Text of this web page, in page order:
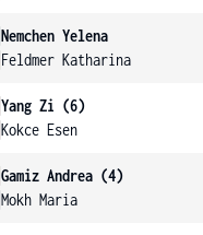
Nemchen Yelena
Feldmer Katharina
Yang Zi (6)
Kokce Esen
Gamiz Andrea (4)
Mokh Maria